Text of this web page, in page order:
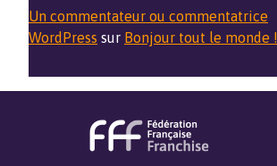
Un commentateur ou commentatrice
WordPress sur Bonjour tout le monde !